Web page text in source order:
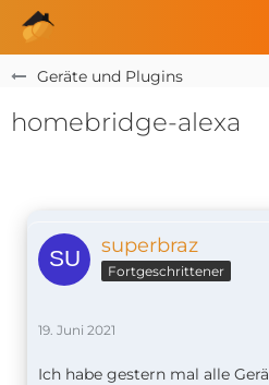
Geräte und Plugins
homebridge-alexa
superbraz
Fortgeschrittener
19. Juni 2021
Ich habe gestern mal alle